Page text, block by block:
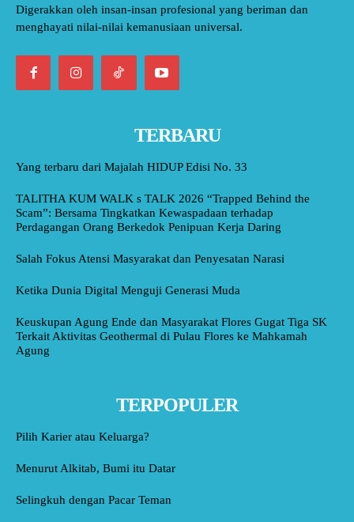
Digerakkan oleh insan-insan profesional yang beriman dan
menghayati nilai-nilai kemanusiaan universal.
TERBARU
Yang terbaru dari Majalah HIDUP Edisi No. 33
TALITHA KUM WALK s TALK 2026 “Trapped Behind the
Scam”: Bersama Tingkatkan Kewaspadaan terhadap
Perdagangan Orang Berkedok Penipuan Kerja Daring
Salah Fokus Atensi Masyarakat dan Penyesatan Narasi
Ketika Dunia Digital Menguji Generasi Muda
Keuskupan Agung Ende dan Masyarakat Flores Gugat Tiga SK
Terkait Aktivitas Geothermal di Pulau Flores ke Mahkamah
Agung
TERPOPULER
Pilih Karier atau Keluarga?
Menurut Alkitab, Bumi itu Datar
Selingkuh dengan Pacar Teman